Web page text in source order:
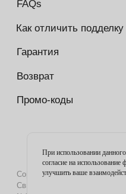
При использовании
согласие на
улучшить ваше